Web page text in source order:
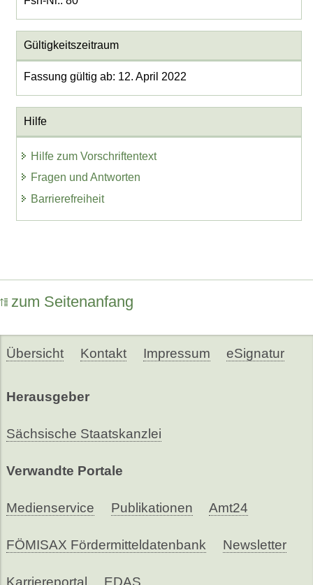
Gültigkeitszeitraum
Fassung gültig ab: 12. April 2022
Hilfe
Hilfe zum Vorschriftentext
Fragen und Antworten
Barrierefreiheit
zum Seitenanfang
Übersicht Kontakt Impressum eSignatur
Herausgeber
Sächsische Staatskanzlei
Verwandte Portale
Medienservice Publikationen Amt24
FÖMISAX Fördermitteldatenbank Newsletter
Karriereportal EDAS